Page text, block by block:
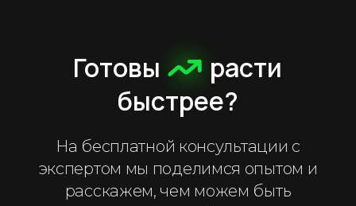
На бесплатной консультации с
экспертом мы поделимся опытом и
расскажем, чем можем быть
быстрее?
расти
Готовы